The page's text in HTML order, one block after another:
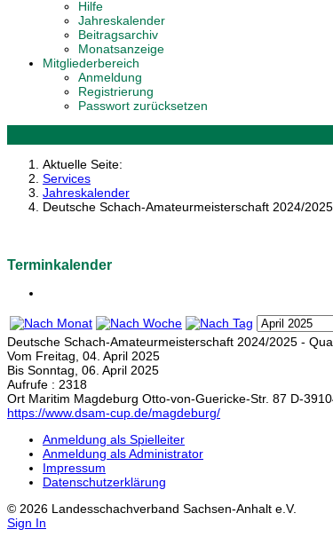
Hilfe
Jahreskalender
Beitragsarchiv
Monatsanzeige
Mitgliederbereich
Anmeldung
Registrierung
Passwort zurücksetzen
Aktuelle Seite:
Services
Jahreskalender
Deutsche Schach-Amateurmeisterschaft 2024/
Terminkalender
Deutsche Schach-Amateurmeisterschaft 2024/2025 -
Vom Freitag, 04. April 2025
Bis Sonntag, 06. April 2025
Aufrufe : 2318
Ort Maritim Magdeburg Otto-von-Guericke-Str. 87 D-
https://www.dsam-cup.de/magdeburg/
Anmeldung als Spielleiter
Anmeldung als Administrator
Impressum
Datenschutzerklärung
© 2026 Landesschachverband Sachsen-Anhalt e.V.
Sign In